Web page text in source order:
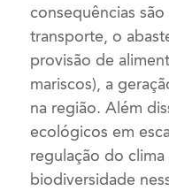
consequências
transporte, o
provisão de
mariscos), a
na região. Além
ecológicos em
regulação do
biodiversidade